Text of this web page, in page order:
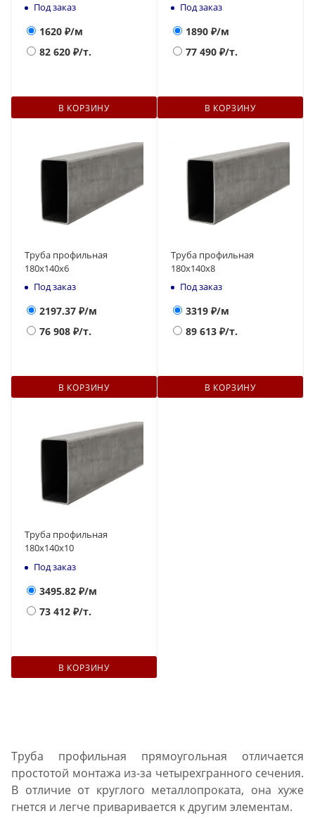
Под заказ
1620 ₽/м
82 620 ₽/т.
В КОРЗИНУ
Под заказ
1890 ₽/м
77 490 ₽/т.
В КОРЗИНУ
Труба профильная
180х140x6
Под заказ
2197.37 ₽/м
76 908 ₽/т.
В КОРЗИНУ
Труба профильная
180х140x8
Под заказ
3319 ₽/м
89 613 ₽/т.
В КОРЗИНУ
Труба профильная
180х140x10
Под заказ
3495.82 ₽/м
73 412 ₽/т.
В КОРЗИНУ
Труба профильная прямоугольная отличается
простотой монтажа из-за четырехгранного сечения.
В отличие от круглого металлопроката, она хуже
гнется и легче приваривается к другим элементам.